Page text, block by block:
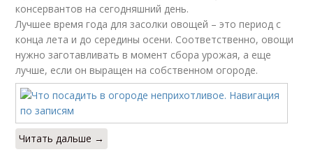
консервантов на сегодняшний день.
Лучшее время года для засолки овощей – это период с
конца лета и до середины осени. Соответственно, овощи
нужно заготавливать в момент сбора урожая, а еще
лучше, если он выращен на собственном огороде.
Читать дальше →